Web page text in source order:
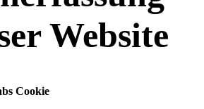
Website
Cookie